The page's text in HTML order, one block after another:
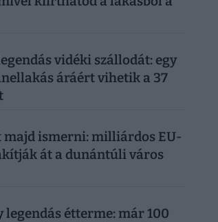
vidéki szállodát: egy
áráért vihetik a 37
majd ismerni: milliárdos EU-
át a dunántúli város
legendás étterme: már 100